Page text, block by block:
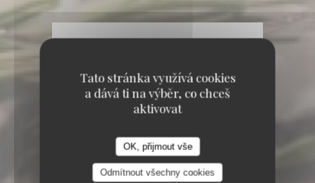
Tato stránka využívá cookies
a dává ti na výběr, co chceš
aktivovat
OK, přijmout vše
Odmítnout všechny cookies